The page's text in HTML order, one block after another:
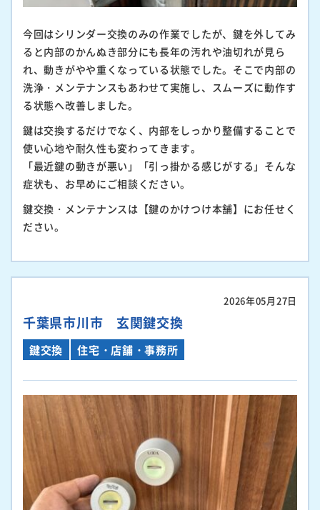
今回はシリンダー交換のみの作業でしたが、鍵を外してみ
ると内部のかんぬき部分にも長年の汚れや油切れが見ら
れ、動きがやや重くなっている状態でした。そこで内部の
洗浄・メンテナンスもあわせて実施し、スムーズに動作す
る状態へ改善しました。
鍵は交換するだけでなく、内部をしっかり整備することで
使い心地や耐久性も変わってきます。
「最近鍵の動きが悪い」「引っ掛かる感じがする」そんな
症状も、お早めにご相談ください。
鍵交換・メンテナンスは【鍵のかけつけ本舗】にお任せく
ださい。
2026年05月27日
千葉県市川市 玄関鍵交換
鍵交換 住宅・店舗・事務所